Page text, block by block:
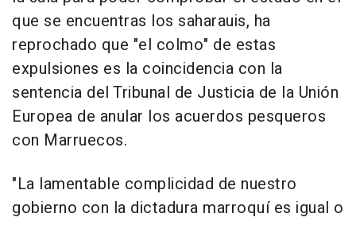
que se encuentras los saharauis, ha
reprochado que "el colmo" de estas
expulsiones es la coincidencia con la
sentencia del Tribunal de Justicia de la Unión
Europea de anular los acuerdos pesqueros
con Marruecos.
"La lamentable complicidad de nuestro
gobierno con la dictadura marroquí es igual o